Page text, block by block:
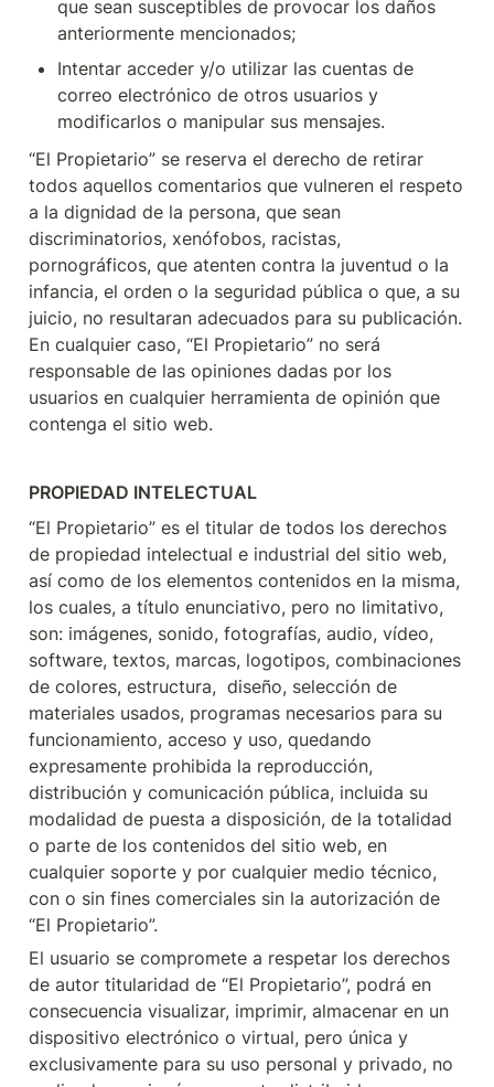
que sean susceptibles de provocar los daños
anteriormente mencionados;
Intentar acceder y/o utilizar las cuentas de
correo electrónico de otros usuarios y
modificarlos o manipular sus mensajes.
“El Propietario” se reserva el derecho de retirar
todos aquellos comentarios que vulneren el respeto
a la dignidad de la persona, que sean
discriminatorios, xenófobos, racistas,
pornográficos, que atenten contra la juventud o la
infancia, el orden o la seguridad pública o que, a su
juicio, no resultaran adecuados para su publicación.
En cualquier caso, “El Propietario” no será
responsable de las opiniones dadas por los
usuarios en cualquier herramienta de opinión que
contenga el sitio web.
PROPIEDAD INTELECTUAL
“El Propietario” es el titular de todos los derechos
de propiedad intelectual e industrial del sitio web,
así como de los elementos contenidos en la misma,
los cuales, a título enunciativo, pero no limitativo,
son: imágenes, sonido, fotografías, audio, vídeo,
software, textos, marcas, logotipos, combinaciones
de colores, estructura,  diseño, selección de
materiales usados, programas necesarios para su
funcionamiento, acceso y uso, quedando
expresamente prohibida la reproducción,
distribución y comunicación pública, incluida su
modalidad de puesta a disposición, de la totalidad
o parte de los contenidos del sitio web, en
cualquier soporte y por cualquier medio técnico,
con o sin fines comerciales sin la autorización de
“El Propietario”.
El usuario se compromete a respetar los derechos
de autor titularidad de “El Propietario”, podrá en
consecuencia visualizar, imprimir, almacenar en un
dispositivo electrónico o virtual, pero única y
exclusivamente para su uso personal y privado, no